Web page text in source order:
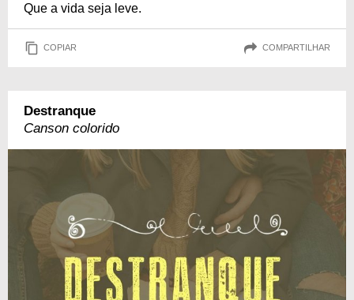
Que a vida seja leve.
COPIAR COMPARTILHAR
Destranque
Canson colorido